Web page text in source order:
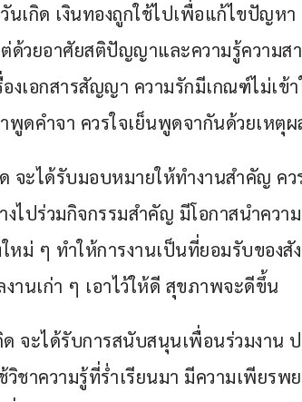
เกิด เงินทองถูกใช้ไปเพื่อแก้ไขปัญหา
ด้วยอาศัยสติปัญญาและความรู้ความส
งเอกสารสัญญา ความรักมีเกณฑ์ไม่เข้
พูดคำจา ควรใจเย็นพูดจากันด้วยเหตุผ
จะได้รับมอบหมายให้ทำงานสำคัญ ค
งไปร่วมกิจกรรมสำคัญ มีโอกาสนำคว
หม่ ๆ ทำให้การงานเป็นที่ยอมรับของสั
านเก่า ๆ เอาไว้ให้ดี สุขภาพจะดีขึ้น
จะได้รับการสนับสนุนเพื่อนร่วมงาน ป
วิชาความรู้ที่ร่ำเรียนมา มีความเพียรพ